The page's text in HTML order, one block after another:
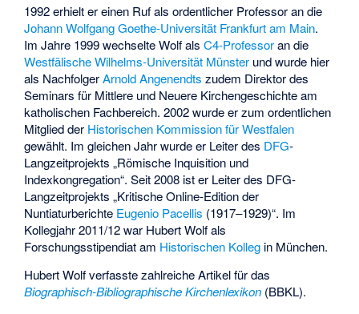
1992 erhielt er einen Ruf als ordentlicher Professor an die
Johann Wolfgang Goethe-Universität Frankfurt am Main.
Im Jahre 1999 wechselte Wolf alsC4-Professoran die
Westfälische Wilhelms-Universität Münster und wurde hier
als NachfolgerArnold Angenendts zudem Direktor des
Seminars für Mittlere und Neuere Kirchengeschichte am
katholischen Fachbereich. 2002 wurde er zum ordentlichen
Mitglied der Historischen Kommission für Westfalen
gewählt. Im gleichen Jahr wurde er Leiter des DFG-
Langzeitprojekts „Römische Inquisition und
Indexkongregation“. Seit 2008 ist er Leiter des DFG-
Langzeitprojekts „Kritische Online-Edition der
Nuntiaturberichte Eugenio Pacellis (1917–1929)“. Im
Kollegjahr 2011/12 war Hubert Wolf als
Forschungsstipendiat am Historischen Kolleg in München.
Hubert Wolf verfasste zahlreiche Artikel für das
Biographisch-Bibliographische Kirchenlexikon (BBKL).